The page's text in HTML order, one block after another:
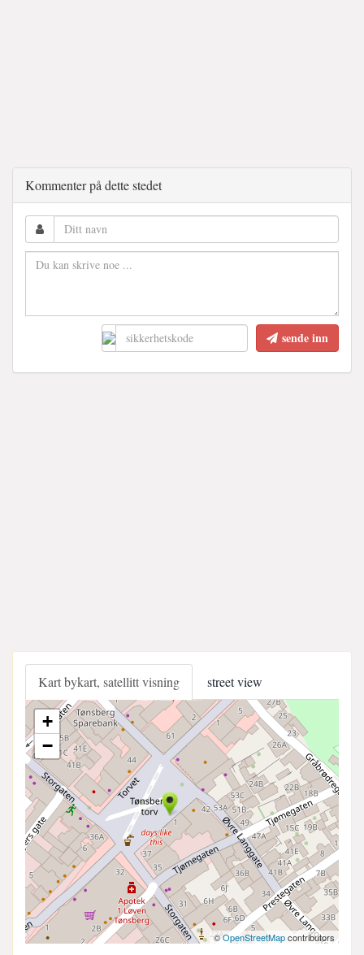
Kommenter på dette stedet
sende inn
Kart bykart, satellitt visning street view
+
−
©OpenStreetMapcontributors